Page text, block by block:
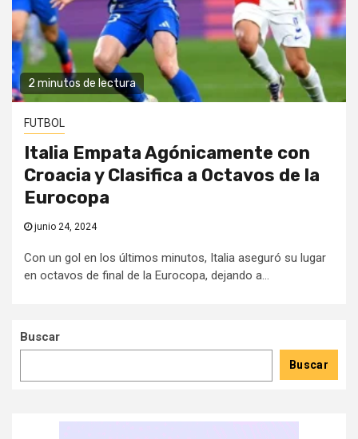
2 minutos de lectura
FUTBOL
Italia Empata Agónicamente con
Croacia y Clasifica a Octavos de la
Eurocopa
junio 24, 2024
Con un gol en los últimos minutos, Italia aseguró su lugar
en octavos de final de la Eurocopa, dejando a...
Buscar
Buscar